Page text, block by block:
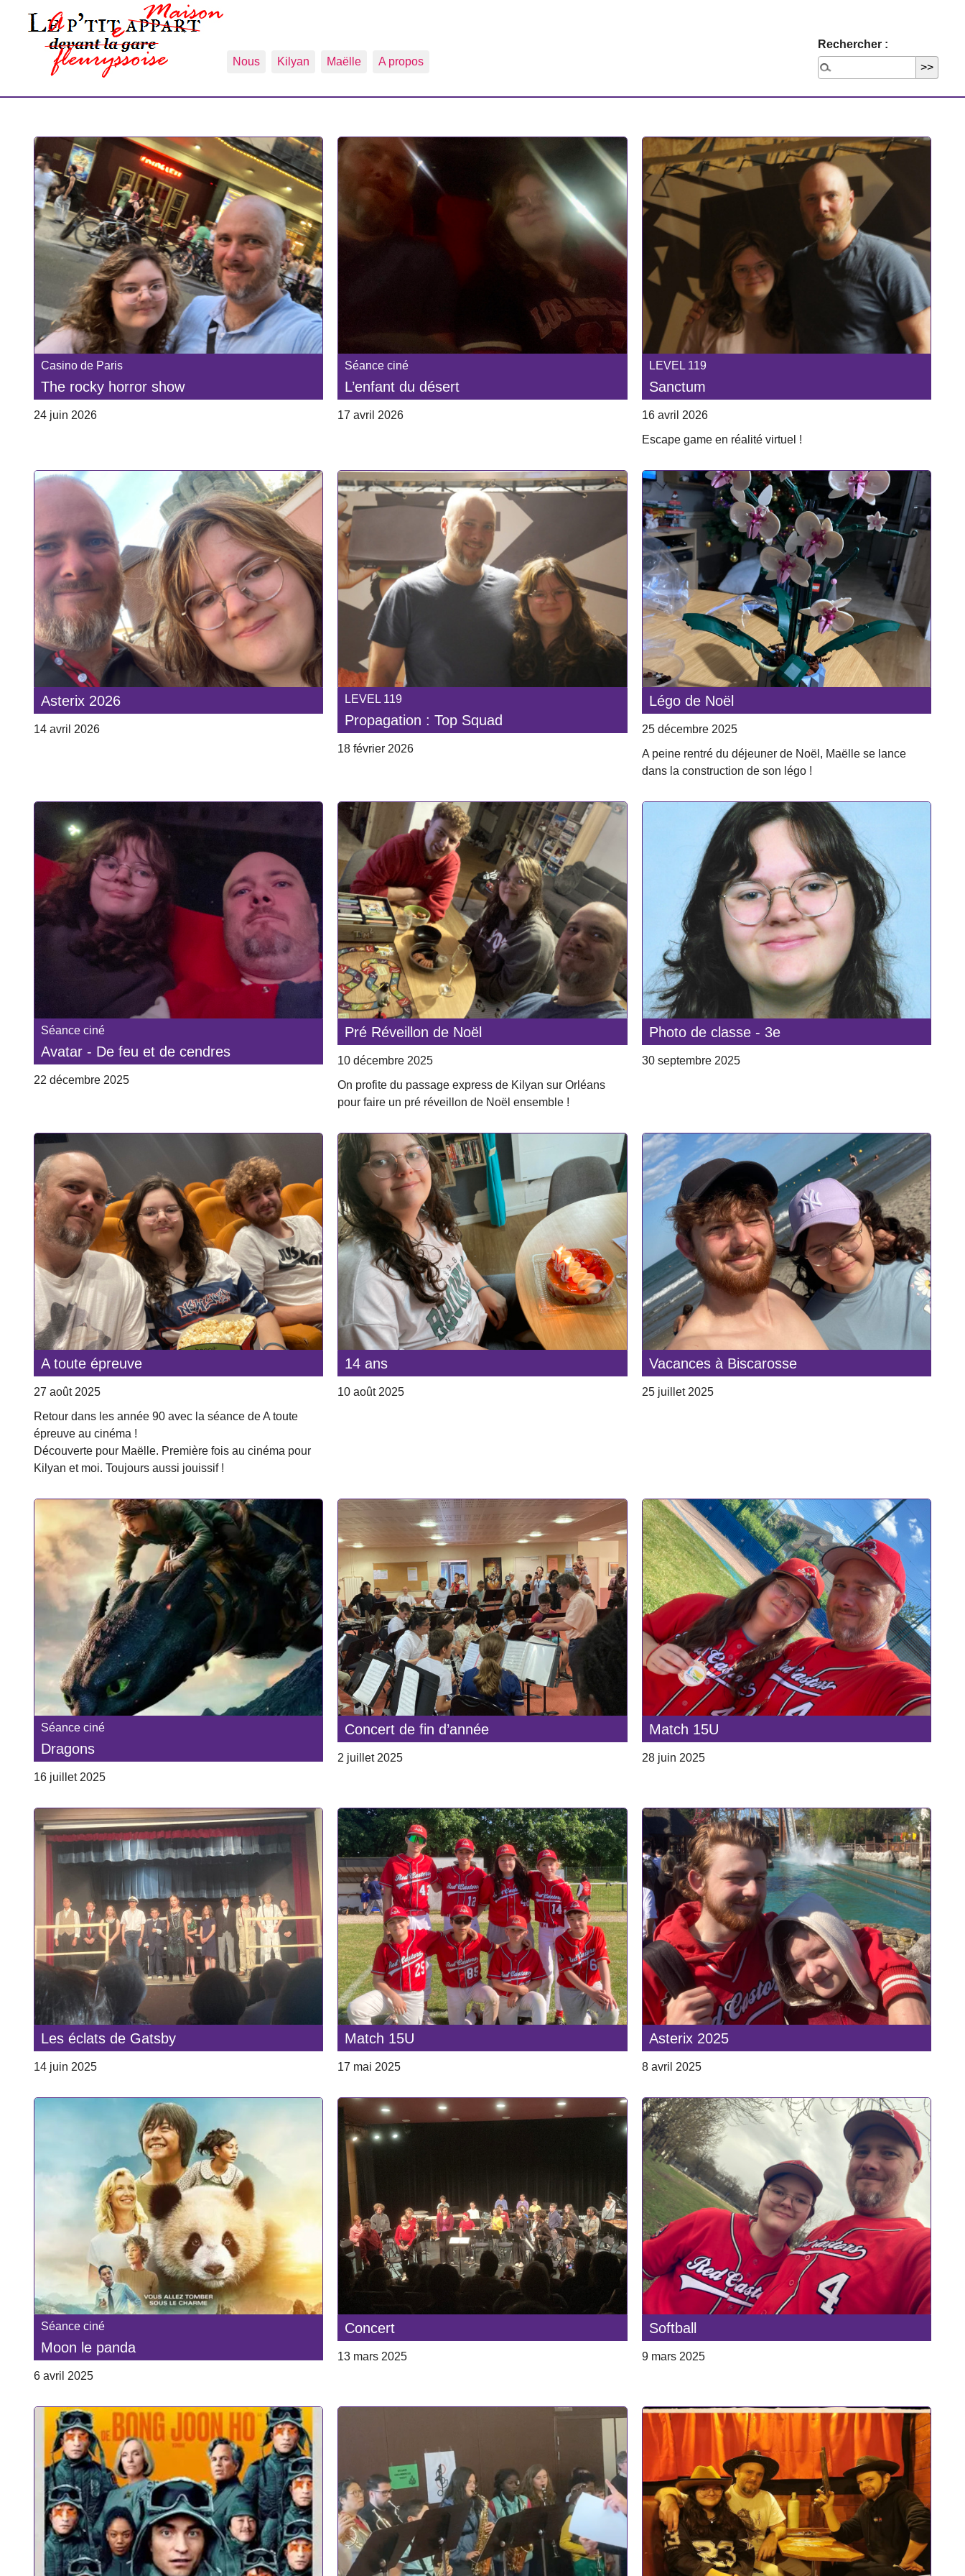
Nous Kilyan Maëlle A propos
Rechercher :
Casino de Paris
The rocky horror show
24 juin 2026
Séance ciné
L’enfant du désert
17 avril 2026
LEVEL 119
Sanctum
16 avril 2026
Escape game en réalité virtuel !
Asterix 2026
14 avril 2026
LEVEL 119
Propagation : Top Squad
18 février 2026
Légo de Noël
25 décembre 2025
A peine rentré du déjeuner de Noël, Maëlle se lance
dans la construction de son légo !
Séance ciné
Avatar - De feu et de cendres
22 décembre 2025
Pré Réveillon de Noël
10 décembre 2025
On profite du passage express de Kilyan sur Orléans
pour faire un pré réveillon de Noël ensemble !
Photo de classe - 3e
30 septembre 2025
A toute épreuve
27 août 2025
Retour dans les année 90 avec la séance de A toute
épreuve au cinéma !
Découverte pour Maëlle. Première fois au cinéma pour
Kilyan et moi. Toujours aussi jouissif !
14 ans
10 août 2025
Vacances à Biscarosse
25 juillet 2025
Séance ciné
Dragons
16 juillet 2025
Concert de fin d’année
2 juillet 2025
Match 15U
28 juin 2025
Les éclats de Gatsby
14 juin 2025
Match 15U
17 mai 2025
Asterix 2025
8 avril 2025
Séance ciné
Moon le panda
6 avril 2025
Concert
13 mars 2025
Softball
9 mars 2025